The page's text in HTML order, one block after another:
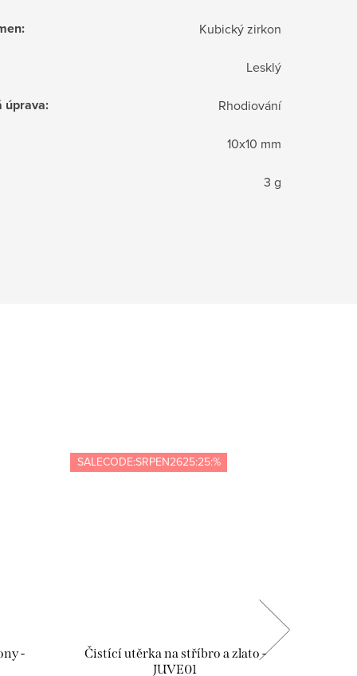
: Kubický zirkon
Lesklý
úprava: Rhodiování
10x10 mm
3 g
-
SALECODE:SRPEN2625:25:%
Čistící utěrka na stříbro a zlato -
JUVE01